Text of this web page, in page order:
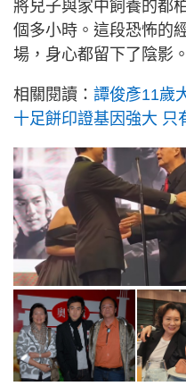
將兒子與家中飼養的都
個多小時。這段恐怖的
場，身心都留下了陰影。
相關閱讀： 譚俊彥11歲
十足餅印證基因強大 只